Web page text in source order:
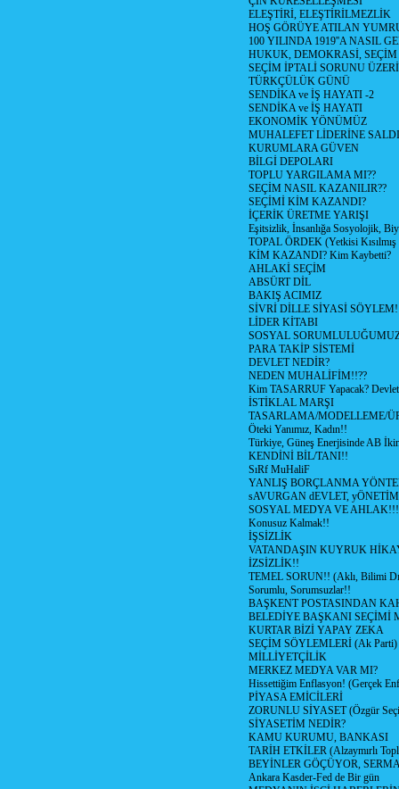
ELEŞTİRİ, ELEŞTİRİLMEZLİK
HOŞ GÖRÜYE ATILAN
100 YILINDA 1919''A NASIL
HUKUK, DEMOKRASİ, SEÇİM
SEÇİM İPTALİ SORUNU
TÜRKÇÜLÜK GÜNÜ
SENDİKA ve İŞ HAYATI -2
SENDİKA ve İŞ HAYATI
EKONOMİK YÖNÜMÜZ
MUHALEFET LİDERİNE
KURUMLARA GÜVEN
BİLGİ DEPOLARI
TOPLU YARGILAMA MI??
SEÇİM NASIL KAZANILIR??
SEÇİMİ KİM KAZANDI?
İÇERİK ÜRETME YARIŞI
Eşitsizlik, İnsanlığa Sosyolojik,
TOPAL ÖRDEK (Yetkisi
KİM KAZANDI? Kim Kaybetti?
AHLAKİ SEÇİM
ABSÜRT DİL
BAKIŞ ACIMIZ
SİVRİ DİLLE SİYASİ
LİDER KİTABI
SOSYAL
PARA TAKİP SİSTEMİ
DEVLET NEDİR?
NEDEN MUHALİFİM!!??
Kim TASARRUF Yapacak? Devlet
İSTİKLAL MARŞI
TASARLAMA/MODELLEME/
Öteki Yanımız, Kadın!!
Türkiye, Güneş Enerjisinde AB
KENDİNİ BİL/TANI!!
SıRf MuHaliF
YANLIŞ BORÇLANMA
sAVURGAN dEVLET,
SOSYAL MEDYA VE AHLAK!!!
Konusuz Kalmak!!
İŞSİZLİK
VATANDAŞIN KUYRUK
İZSİZLİK!!
TEMEL SORUN!! (Aklı, Bilimi
Sorumlu, Sorumsuzlar!!
BAŞKENT POSTASINDAN
BELEDİYE BAŞKANI SEÇİMİ
KURTAR BİZİ YAPAY ZEKA
SEÇİM SÖYLEMLERİ (Ak Parti)
MİLLİYETÇİLİK
MERKEZ MEDYA VAR MI?
Hissettiğim Enflasyon! (Gerçek
PİYASA EMİCİLERİ
ZORUNLU SİYASET (Özgür
SİYASETİM NEDİR?
KAMU KURUMU, BANKASI
TARİH ETKİLER (Alzaymırlı
BEYİNLER GÖÇÜYOR,
Ankara Kasder-Fed de Bir gün